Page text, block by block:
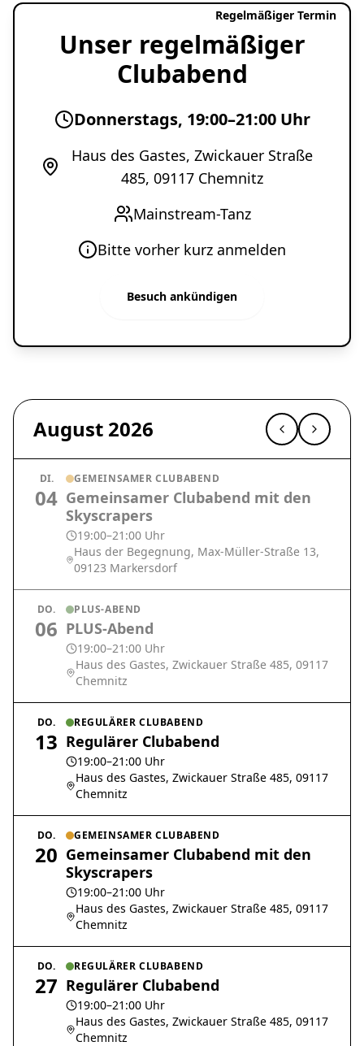
Regelmäßiger Termin
Unser regelmäßiger
Clubabend
Donnerstags, 19:00–21:00 Uhr
Haus des Gastes, Zwickauer Straße
485, 09117 Chemnitz
Mainstream-Tanz
Bitte vorher kurz anmelden
Besuch ankündigen
August 2026
DI.
04
GEMEINSAMER CLUBABEND
Gemeinsamer Clubabend mit den
Skyscrapers
19:00–21:00 Uhr
Haus der Begegnung, Max-Müller-Straße 13,
09123 Markersdorf
DO.
06
PLUS-ABEND
PLUS-Abend
19:00–21:00 Uhr
Haus des Gastes, Zwickauer Straße 485, 09117
Chemnitz
DO.
13
REGULÄRER CLUBABEND
Regulärer Clubabend
19:00–21:00 Uhr
Haus des Gastes, Zwickauer Straße 485, 09117
Chemnitz
DO.
20
GEMEINSAMER CLUBABEND
Gemeinsamer Clubabend mit den
Skyscrapers
19:00–21:00 Uhr
Haus des Gastes, Zwickauer Straße 485, 09117
Chemnitz
DO.
27
REGULÄRER CLUBABEND
Regulärer Clubabend
19:00–21:00 Uhr
Haus des Gastes, Zwickauer Straße 485, 09117
Chemnitz